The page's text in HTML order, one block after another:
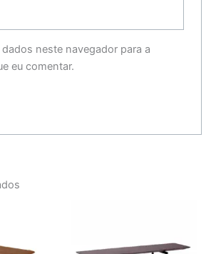
dados neste navegador para a
eu comentar.